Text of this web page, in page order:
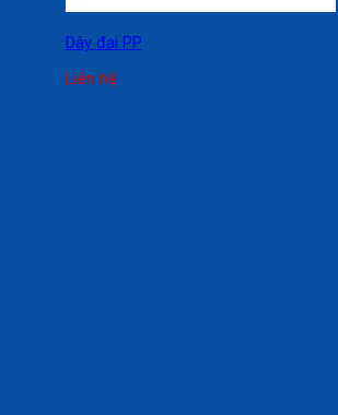
Dây đai PP
Liên hệ